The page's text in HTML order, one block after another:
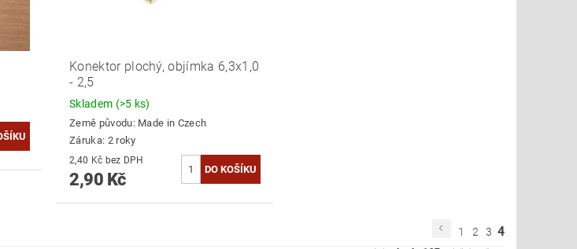
Konektor plochý, objímka 6,3x1,0
- 2,5
Skladem (>5 ks)
Země původu: Made in Czech
Záruka: 2 roky
2,40 Kč bez DPH
2,90 Kč
1 2 3 4